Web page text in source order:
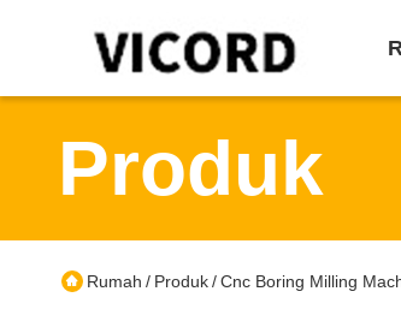
Produk
Rumah / Produk/Cnc Boring Milling